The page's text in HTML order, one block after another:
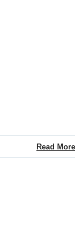
Read More